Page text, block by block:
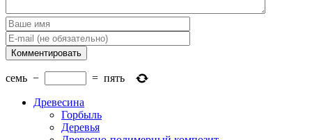
семь − = пять
Древесина
Горбыль
Деревья